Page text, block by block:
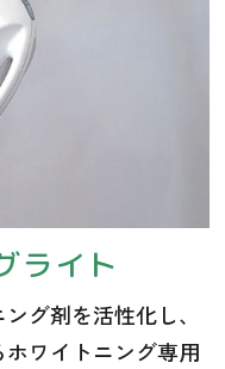
ライト
グ剤を活性化し、
ワイトニング専用